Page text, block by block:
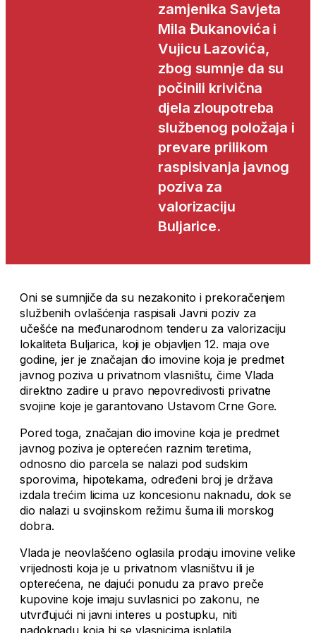
zamjenika Savjeta
Mila Đukanovića i
Vujicu Lazovića,
zbog sumnje da su
počinili krivična
djela zloupotreba
službenog položaja i
prevare prilikom
raspisivanja javnog
poziva za
valorizaciju
Buljarice.
Oni se sumnjiče da su nezakonito i prekoračenjem
službenih ovlašćenja raspisali Javni poziv za
učešće na međunarodnom tenderu za valorizaciju
lokaliteta Buljarica, koji je objavljen 12. maja ove
godine, jer je značajan dio imovine koja je predmet
javnog poziva u privatnom vlasništu, čime Vlada
direktno zadire u pravo nepovredivosti privatne
svojine koje je garantovano Ustavom Crne Gore.
Pored toga, značajan dio imovine koja je predmet
javnog poziva je opterećen raznim teretima,
odnosno dio parcela se nalazi pod sudskim
sporovima, hipotekama, određeni broj je država
izdala trećim licima uz koncesionu naknadu, dok se
dio nalazi u svojinskom režimu šuma ili morskog
dobra.
Vlada je neovlašćeno oglasila prodaju imovine velike
vrijednosti koja je u privatnom vlasništvu ili je
opterećena, ne dajući ponudu za pravo preče
kupovine koje imaju suvlasnici po zakonu, ne
utvrđujući ni javni interes u postupku, niti